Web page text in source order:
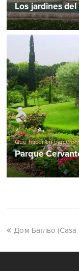
Los jardines del
Qué hacer en
Parque
Дом Батльо (Casa